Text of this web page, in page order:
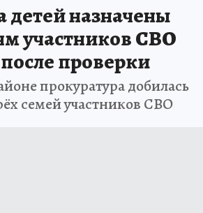
детей назначены
участников СВО
проверки
прокуратура добилась
семей участников СВО